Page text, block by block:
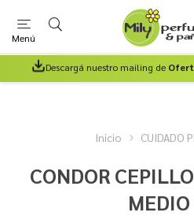
Menú
Descargá nuestro mailing de
Inicio CUIDADO
CONDOR